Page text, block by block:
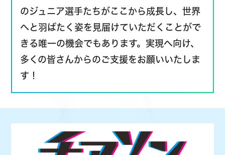
のジュニア選手たちがここから成長し、世界
へと羽ばたく姿を見届けていただくことがで
きる唯一の機会でもあります。実現へ向け、
多くの皆さんからのご支援をお願いいたしま
す！